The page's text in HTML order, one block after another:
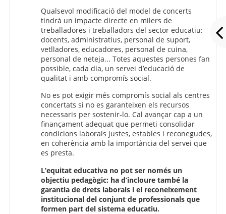
Qualsevol modificació del model de concerts
tindrà un impacte directe en milers de
treballadores i treballadors del sector educatiu:
docents, administratius, personal de suport,
vetlladores, educadores, personal de cuina,
personal de neteja... Totes aquestes persones fan
possible, cada dia, un servei d’educació de
qualitat i amb compromís social.
No es pot exigir més compromís social als centres
concertats si no es garanteixen els recursos
necessaris per sostenir-lo. Cal avançar cap a un
finançament adequat que permeti consolidar
condicions laborals justes, estables i reconegudes,
en coherència amb la importància del servei que
es presta.
L’equitat educativa no pot ser només un
objectiu pedagògic: ha d’incloure també la
garantia de drets laborals i el reconeixement
institucional del conjunt de professionals que
formen part del sistema educatiu.